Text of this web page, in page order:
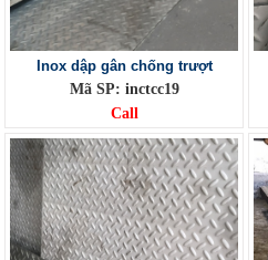
Inox dập gân chống trượt
Mã SP: inctcc19
Call